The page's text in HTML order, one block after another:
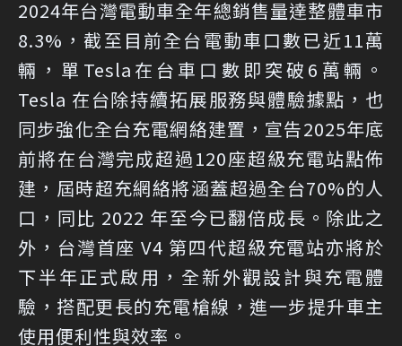
2024年台灣電動車全年總銷售量達整體車市
8.3%，截至目前全台電動車口數已近11萬
輛，單Tesla在台車口數即突破6萬輛。
Tesla 在台除持續拓展服務與體驗據點，也
同步強化全台充電網絡建置，宣告2025年底
前將在台灣完成超過120座超級充電站點佈
建，屆時超充網絡將涵蓋超過全台70%的人
口，同比 2022 年至今已翻倍成長。除此之
外，台灣首座 V4 第四代超級充電站亦將於
下半年正式啟用，全新外觀設計與充電體
驗，搭配更長的充電槍線，進一步提升車主
使用便利性與效率。